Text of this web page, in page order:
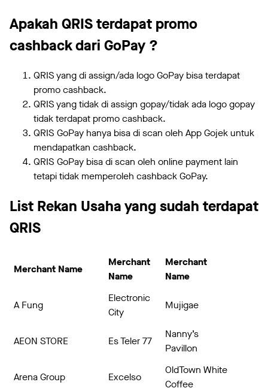
Apakah QRIS terdapat promo
cashback dari GoPay ?
QRIS yang di assign/ada logo GoPay bisa terdapat
promo cashback.
QRIS yang tidak di assign gopay/tidak ada logo gopay
tidak terdapat promo cashback.
QRIS GoPay hanya bisa di scan oleh App Gojek untuk
mendapatkan cashback.
QRIS GoPay bisa di scan oleh online payment lain
tetapi tidak memperoleh cashback GoPay.
List Rekan Usaha yang sudah terdapat
QRIS
Merchant Name
Merchant
Name
Merchant
Name
A Fung
Electronic
City
Mujigae
AEON STORE Es Teler 77
Nanny’s
Pavillon
Arena Group Excelso
OldTown White
Coffee